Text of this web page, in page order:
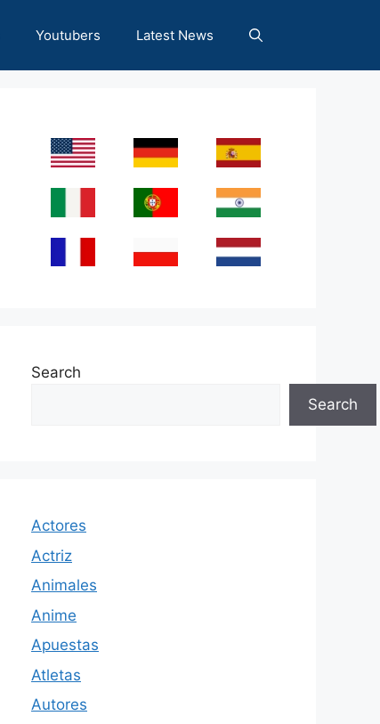
Youtubers Latest News
Search
Search
Actores
Actriz
Animales
Anime
Apuestas
Atletas
Autores